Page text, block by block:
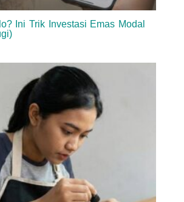
Ini Trik Investasi Emas Modal